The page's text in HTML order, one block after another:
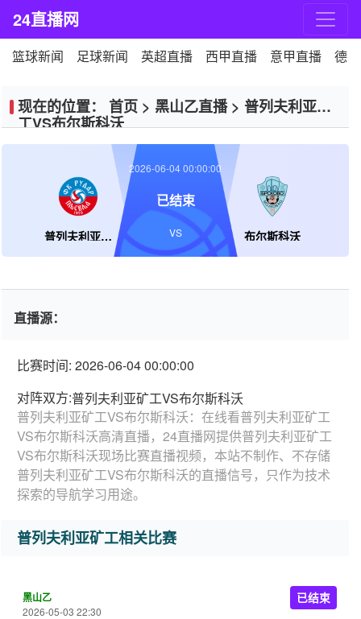
24直播网
篮球新闻 足球新闻 英超直播 西甲直播 意甲直播 德
现在的位置： 首页 > 黑山乙直播> 普列夫利亚矿
工VS布尔斯科沃
普列夫利亚矿工 布尔斯科沃
2026-06-04 00:00:00
已结束
VS
直播源：
比赛时间: 2026-06-04 00:00:00
对阵双方:普列夫利亚矿工VS布尔斯科沃
普列夫利亚矿工VS布尔斯科沃：在线看普列夫利亚矿工
VS布尔斯科沃高清直播，24直播网提供普列夫利亚矿工
VS布尔斯科沃现场比赛直播视频，本站不制作、不存储
普列夫利亚矿工VS布尔斯科沃的直播信号，只作为技术
探索的导航学习用途。
普列夫利亚矿工相关比赛
黑山乙
2026-05-03 22:30
已结束